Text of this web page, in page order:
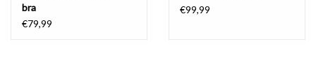
bra
€79,99
€99,99